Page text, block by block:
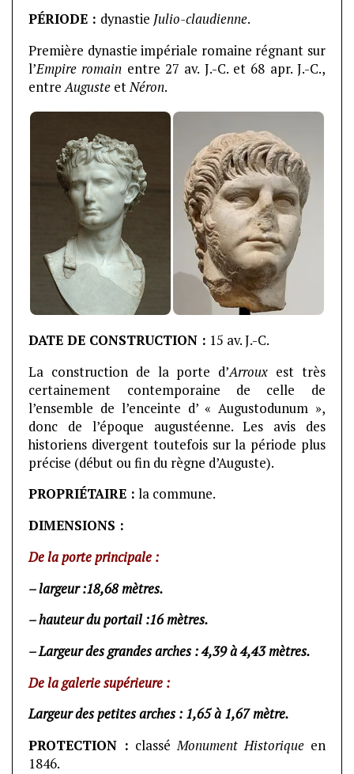
PÉRIODE : dynastie Julio-claudienne.
Première dynastie impériale romaine régnant sur
l’Empire romain entre 27 av. J.-C. et 68 apr. J.-C.,
entreAuguste etNéron.
DATE DE CONSTRUCTION : 15 av. J.-C.
La construction de la porte d’Arroux est très
certainement contemporaine de celle de
l’ensemble de l’enceinte d’ « Augustodunum »,
donc de l’époque augustéenne. Les avis des
historiens divergent toutefois sur la période plus
précise (début ou fin du règne d’Auguste).
PROPRIÉTAIRE : la commune.
DIMENSIONS :
De la porte principale :
– largeur :18,68 mètres.
– hauteur du portail :16 mètres.
– Largeur des grandes arches : 4,39 à 4,43 mètres.
De la galerie supérieure :
Largeur des petites arches : 1,65 à 1,67 mètre.
PROTECTION : classéMonument Historiqueen
1846.